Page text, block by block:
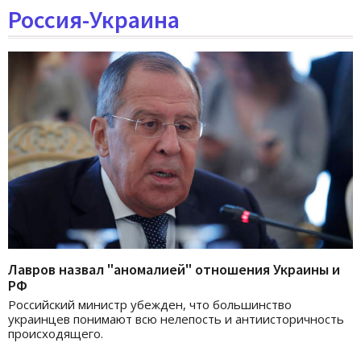
Россия-Украина
Лавров назвал "аномалией" отношения Украины и
РФ
Российский министр убежден, что большинство
украинцев понимают всю нелепость и антиисторичность
происходящего.